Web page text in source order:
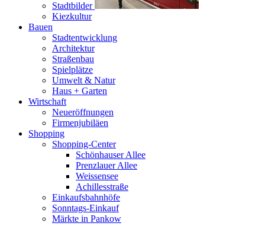
Stadtbilder
Kiezkultur
Bauen
Stadtentwicklung
Architektur
Straßenbau
Spielplätze
Umwelt & Natur
Haus + Garten
Wirtschaft
Neueröffnungen
Firmenjubiläen
Shopping
Shopping-Center
Schönhauser Allee
Prenzlauer Allee
Weissensee
Achillesstraße
Einkaufsbahnhöfe
Sonntags-Einkauf
Märkte in Pankow